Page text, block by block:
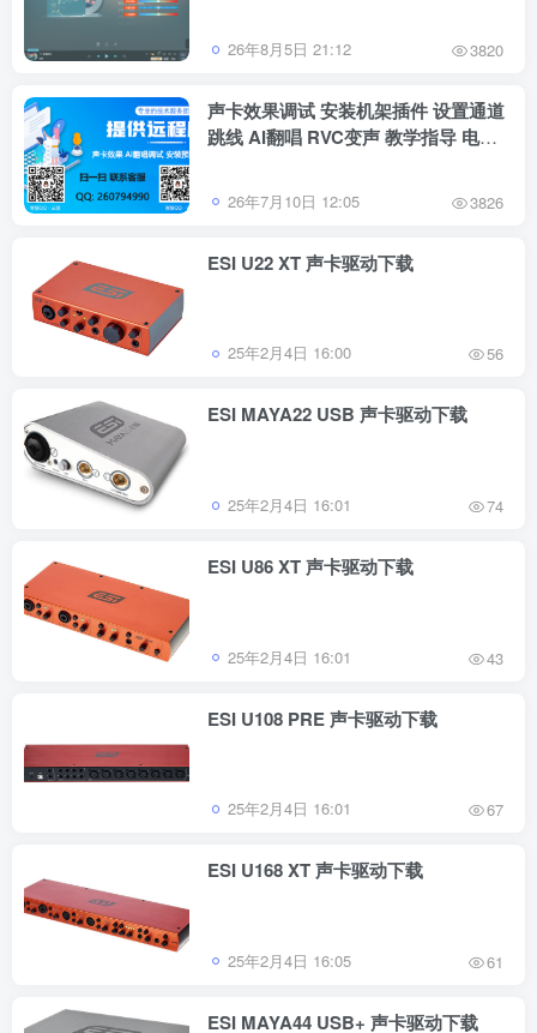
26年8月5日 21:12 3820
声卡效果调试 安装机架插件 设置通道
跳线 AI翻唱 RVC变声 教学指导 电脑
26年7月10日 12:05 3826
ESI U22 XT 声卡驱动下载
25年2月4日 16:00 56
ESI MAYA22 USB 声卡驱动下载
25年2月4日 16:01 74
ESI U86 XT 声卡驱动下载
25年2月4日 16:01 43
ESI U108 PRE 声卡驱动下载
25年2月4日 16:01 67
ESI U168 XT 声卡驱动下载
25年2月4日 16:05 61
ESI MAYA44 USB+ 声卡驱动下载